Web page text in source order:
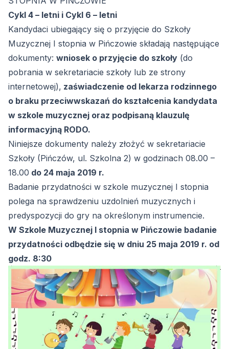
Cykl 4 – letni i Cykl 6 – letni
Kandydaci ubiegający się o przyjęcie do Szkoły
Muzycznej I stopnia w Pińczowie składają następujące
dokumenty: wniosek o przyjęcie do szkoły (do
pobrania w sekretariacie szkoły lub ze strony
internetowej), zaświadczenie od lekarza rodzinnego
o braku przeciwwskazań do kształcenia kandydata
w szkole muzycznej oraz podpisaną klauzulę
informacyjną RODO.
Niniejsze dokumenty należy złożyć w sekretariacie
Szkoły (Pińczów, ul. Szkolna 2) w godzinach 08.00 –
18.00 do 24 maja 2019 r.
Badanie przydatności w szkole muzycznej I stopnia
polega na sprawdzeniu uzdolnień muzycznych i
predyspozycji do gry na określonym instrumencie.
W Szkole Muzycznej I stopnia w Pińczowie badanie
przydatności odbędzie się w dniu 25 maja 2019 r. od
godz. 8:30